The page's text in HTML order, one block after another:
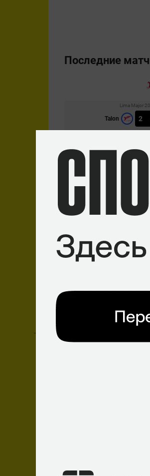
Последние
Lima Major
Talon 2
Lima Major
Lima Major
Lima Major